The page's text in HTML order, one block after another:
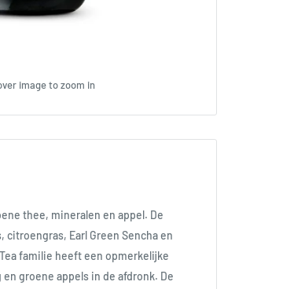
image to zoom in
thee, mineralen en appel. De
Earl Green Sencha en
familie heeft een opmerkelijke
groene appels in de afdronk. De